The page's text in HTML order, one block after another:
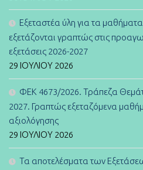
Εξεταστέα ύλη για τα μαθήματα
εξετάζονται γραπτώς στις
εξετάσεις 2026-2027
29 ΙΟΥΛΊΟΥ 2026
ΦΕΚ 4673/2026. Τράπεζα
2027. Γραπτώς εξεταζόμενα
αξιολόγησης
29 ΙΟΥΛΊΟΥ 2026
Τα αποτελέσματα των